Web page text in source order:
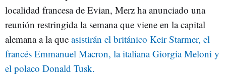
localidad francesa de Evian, Merz ha anunciado una
reunión restringida la semana que viene en la capital
alemana a la que asistirán el británico Keir Starmer, el
francés Emmanuel Macron, la italiana Giorgia Meloni y
el polaco Donald Tusk.